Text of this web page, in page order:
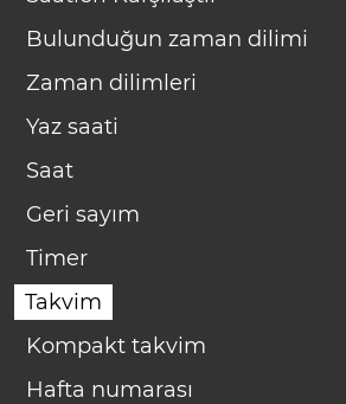
Bulunduğun zaman dilimi
Zaman dilimleri
Yaz saati
Saat
Geri sayım
Timer
Takvim
Kompakt takvim
Hafta numarası